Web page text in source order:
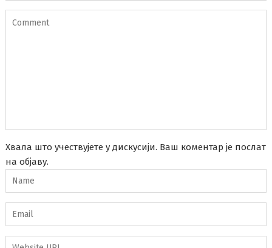
Хвала што учествујете у дискусији. Ваш коментар је послат
на објаву.